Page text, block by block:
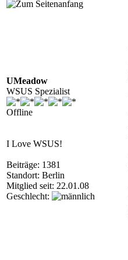
UMeadow
WSUS Spezialist
Offline
I Love WSUS!
Beiträge: 1381
Standort: Berlin
Mitglied seit: 22.01.08
Geschlecht: